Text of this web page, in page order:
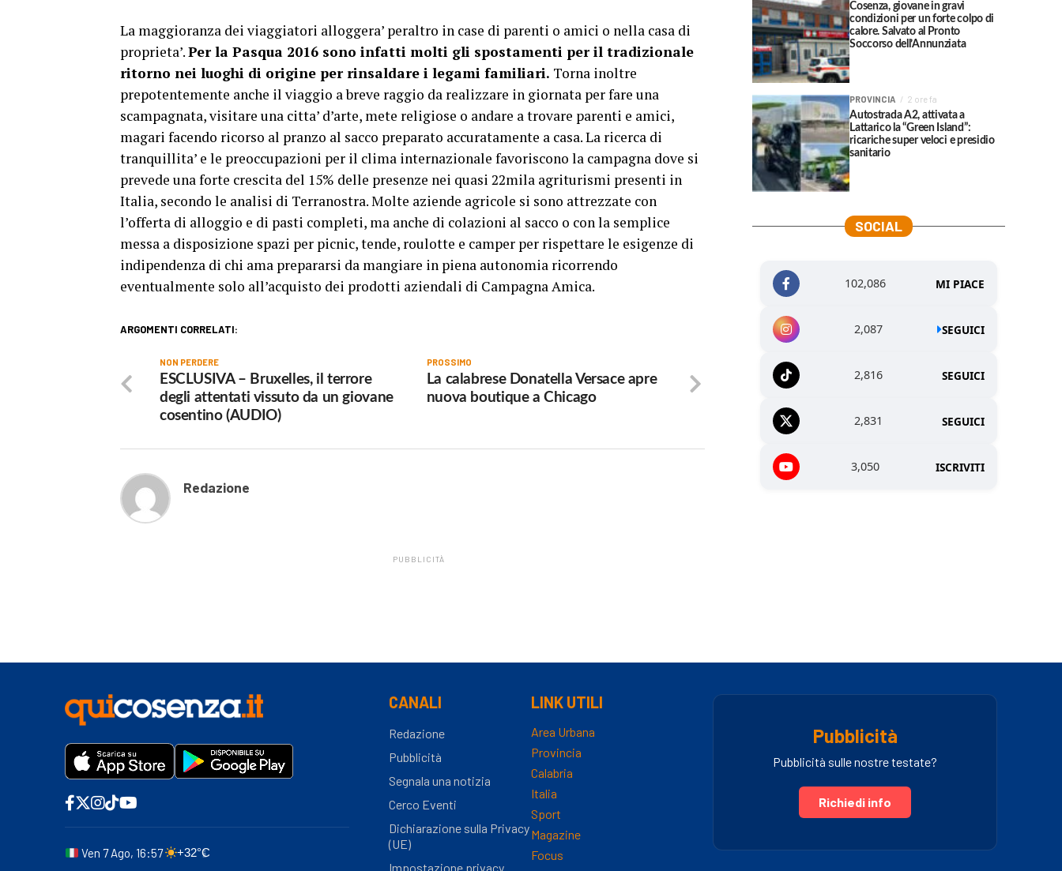
La maggioranza dei viaggiatori alloggera’ peraltro in case di parenti o amici o nella casa di
proprieta’.Per la Pasqua 2016 sono infatti molti gli spostamenti per il tradizionale
ritorno nei luoghi di origine per rinsaldare i legami familiari. Torna inoltre
prepotentemente anche il viaggio a breve raggio da realizzare in giornata per fare una
scampagnata, visitare una citta’ d’arte, mete religiose o andare a trovare parenti e amici,
magari facendo ricorso al pranzo al sacco preparato accuratamente a casa. La ricerca di
tranquillita’ e le preoccupazioni per il clima internazionale favoriscono la campagna dove si
prevede una forte crescita del 15% delle presenze nei quasi 22mila agriturismi presenti in
Italia, secondo le analisi di Terranostra. Molte aziende agricole si sono attrezzate con
l’offerta di alloggio e di pasti completi, ma anche di colazioni al sacco o con la semplice
messa a disposizione spazi per picnic, tende, roulotte e camper per rispettare le esigenze di
indipendenza di chi ama prepararsi da mangiare in piena autonomia ricorrendo
eventualmente solo all’acquisto dei prodotti aziendali di Campagna Amica.
ARGOMENTI CORRELATI:
PROSSIMO
La calabrese Donatella Versace apre
nuova boutique a Chicago
NON PERDERE
ESCLUSIVA – Bruxelles, il terrore
degli attentati vissuto da un giovane
cosentino (AUDIO)
Redazione
PUBBLICITÀ
Cosenza, giovane in gravi
condizioni per un forte colpo di
calore. Salvato al Pronto
Soccorso dell’Annunziata
PROVINCIA 2 ore fa
Autostrada A2, attivata a
Lattarico la “Green Island”:
ricariche super veloci e presidio
sanitario
SOCIAL
102,086 MI PIACE
2,087 SEGUICI
2,816 SEGUICI
2,831 SEGUICI
3,050 ISCRIVITI
Ven 7 Ago, 16:57 +32°C
CANALI
Redazione
Pubblicità
Segnala una notizia
Cerco Eventi
Dichiarazione sulla Privacy
(UE)
Impostazione privacy
LINK UTILI
Area Urbana
Provincia
Calabria
Italia
Sport
Magazine
Focus
Pubblicità
Pubblicità sulle nostre testate?
Richiedi info